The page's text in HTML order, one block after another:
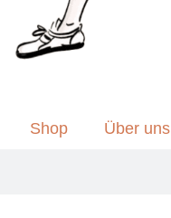
Shop Über uns